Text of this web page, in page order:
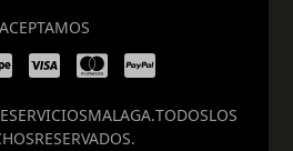
MALAGA. TODOS LOS
RESERVADOS.
ACEPTAMOS